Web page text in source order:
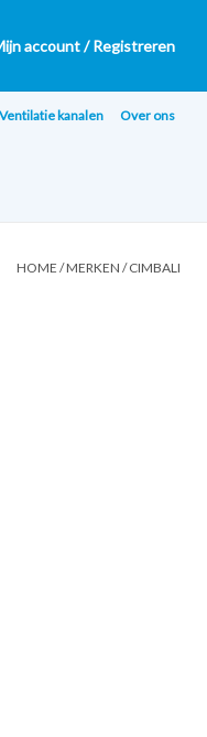
account / Registreren
Ventilatie kanalen Over ons
HOME /MERKEN /CIMBALI